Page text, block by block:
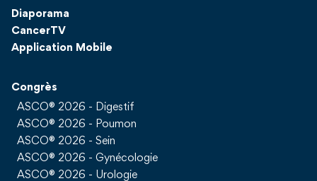
Diaporama
CancerTV
Application Mobile
Congrès
ASCO® 2026 - Digestif
ASCO® 2026 - Poumon
ASCO® 2026 - Sein
ASCO® 2026 - Gynécologie
ASCO® 2026 - Urologie